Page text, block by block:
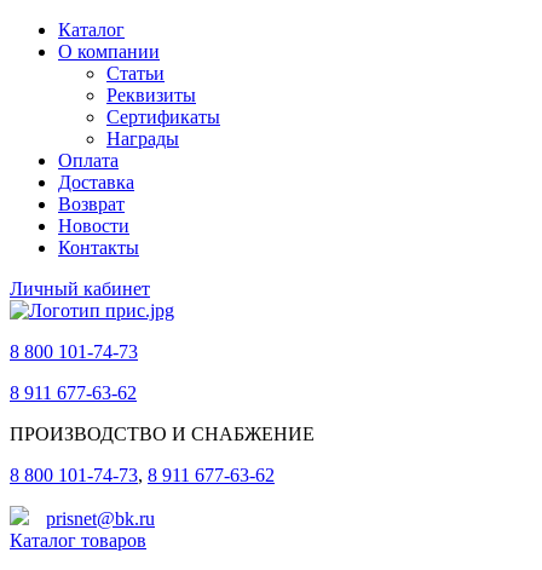
Каталог
О компании
Статьи
Реквизиты
Сертификаты
Награды
Оплата
Доставка
Возврат
Новости
Контакты
Личный кабинет
8 800 101-74-73
8 911 677-63-62
ПРОИЗВОДСТВО И СНАБЖЕНИЕ
8 800 101-74-73, 8 911 677-63-62
prisnet@bk.ru
Каталог товаров